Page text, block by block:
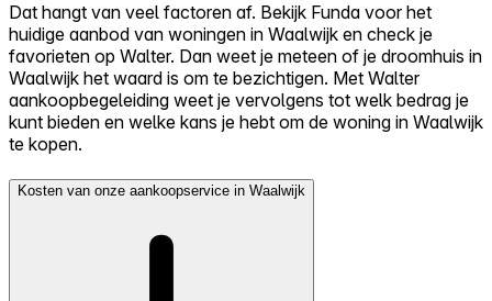
Dat hangt van veel factoren af. Bekijk Funda voor het
huidige aanbod van woningen in Waalwijk en check je
favorieten op Walter. Dan weet je meteen of je droomhuis in
Waalwijk het waard is om te bezichtigen. Met Walter
aankoopbegeleiding weet je vervolgens tot welk bedrag je
kunt bieden en welke kans je hebt om de woning in Waalwijk
te kopen.
Kosten van onze aankoopservice in Waalwijk